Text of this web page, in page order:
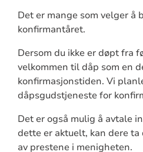
Det er mange som velger å
konfirmantåret.
Dersom du ikke er døpt fra
velkommen til dåp som en
konfirmasjonstiden. Vi
dåpsgudstjeneste for
Det er også mulig å avtale
dette er aktuelt, kan dere
av prestene i menigheten.